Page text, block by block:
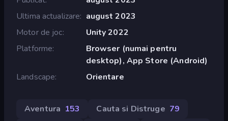
Ultima actualizare
august 2023
Motor de joc
Unity 2022
Platforme
Browser (numai pentru
desktop), App Store (Android)
Landscape
Orientare
Aventura 153 Cauta si Distruge 79